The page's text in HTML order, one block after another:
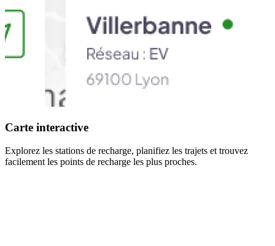
Carte interactive
Explorez les stations de recharge, planifiez les trajets et trouvez
facilement les points de recharge les plus proches.